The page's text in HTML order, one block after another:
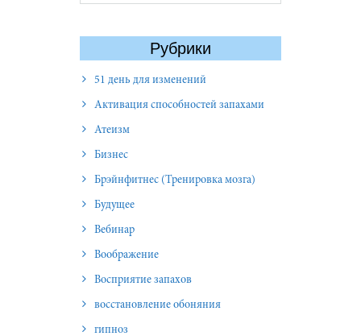
Рубрики
51 день для изменений
Активация способностей запахами
Атеизм
Бизнес
Брэйнфитнес (Тренировка мозга)
Будущее
Вебинар
Воображение
Восприятие запахов
восстановление обоняния
гипноз